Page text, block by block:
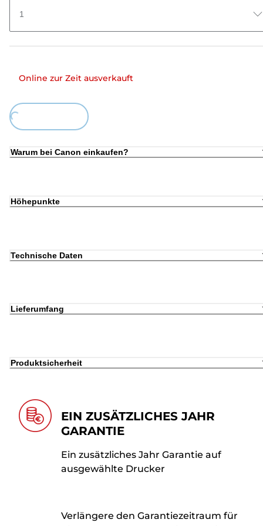
1
Online zur Zeit ausverkauft
Warum bei Canon einkaufen?
Höhepunkte
Technische Daten
Lieferumfang
Produktsicherheit
EIN ZUSÄTZLICHES JAHR
GARANTIE
Ein zusätzliches Jahr Garantie auf
ausgewählte Drucker
Verlängere den Garantiezeitraum für